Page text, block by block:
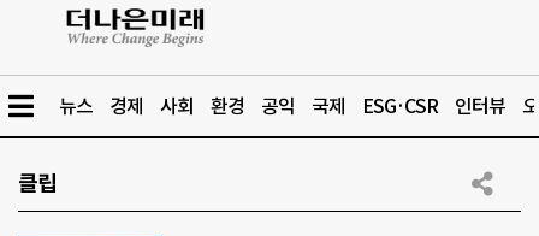
뉴스 경제 사회 환경 공익 국제 ESG·CSR 인터뷰
클립